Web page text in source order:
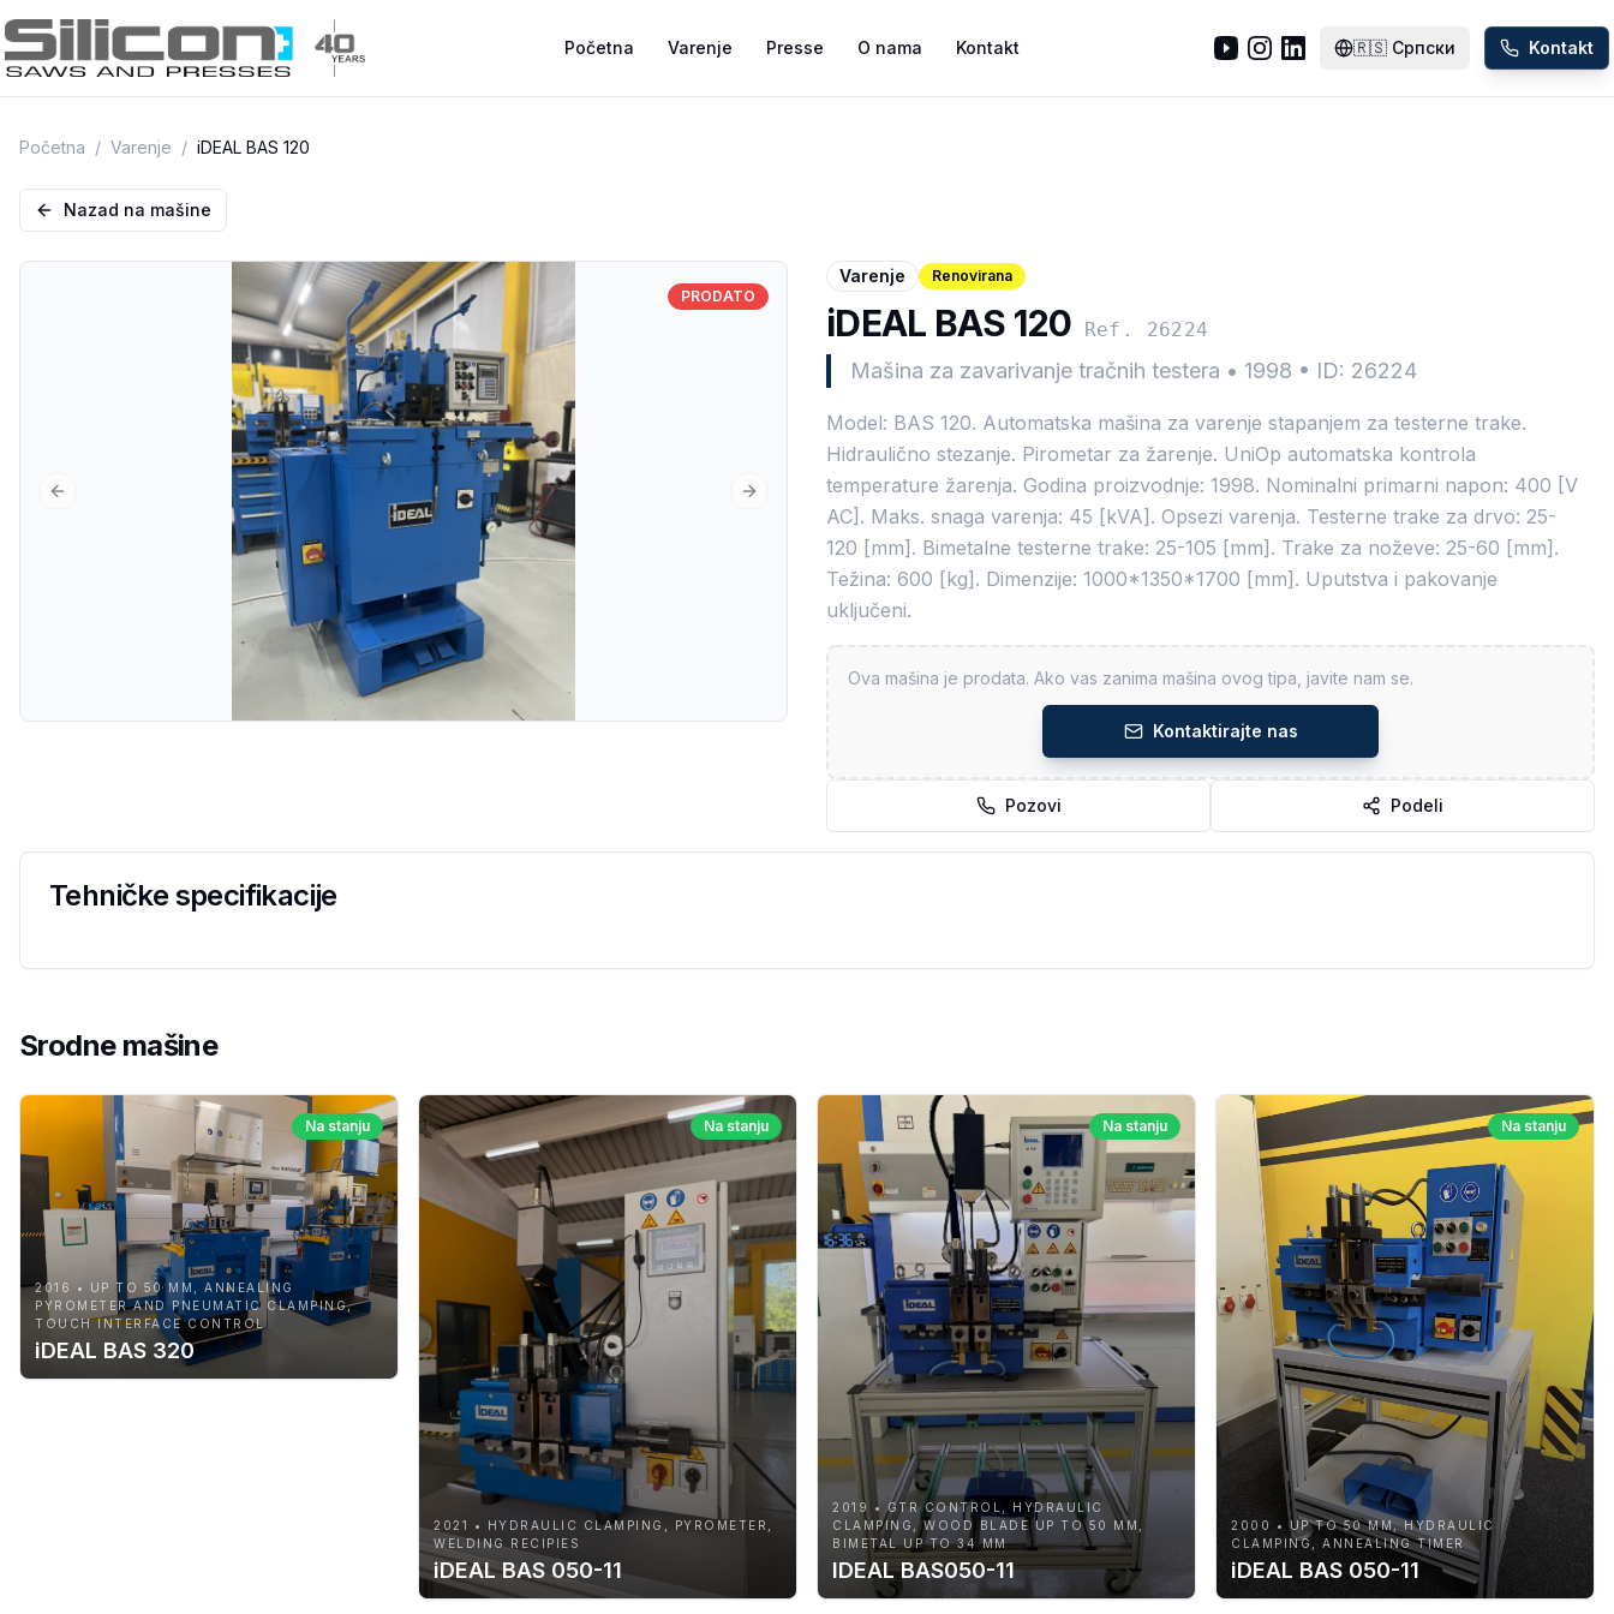
Početna Varenje Presse O nama Kontakt 🇷🇸 Српски Kontakt
Početna / Varenje / iDEAL BAS 120
Nazad na mašine
Previous slide Next slide
PRODATO
Varenje Renovirana
iDEAL BAS 120 Ref. 26224
Mašina za zavarivanje tračnih testera • 1998 • ID: 26224
Model: BAS 120. Automatska mašina za varenje stapanjem za testerne trake.
Hidraulično stezanje. Pirometar za žarenje. UniOp automatska kontrola
temperature žarenja. Godina proizvodnje: 1998. Nominalni primarni napon: 400 [V
AC]. Maks. snaga varenja: 45 [kVA]. Opsezi varenja. Testerne trake za drvo: 25-
120 [mm]. Bimetalne testerne trake: 25-105 [mm]. Trake za noževe: 25-60 [mm].
Težina: 600 [kg]. Dimenzije: 1000*1350*1700 [mm]. Uputstva i pakovanje
uključeni.
Ova mašina je prodata. Ako vas zanima mašina ovog tipa, javite nam se.
Kontaktirajte nas
Pozovi Podeli
Tehničke specifikacije
Srodne mašine
Na stanju
2016 • UP TO 50 MM, ANNEALING
PYROMETER AND PNEUMATIC CLAMPING,
TOUCH INTERFACE CONTROL
iDEAL BAS 320
Na stanju
2021 • HYDRAULIC CLAMPING, PYROMETER,
WELDING RECIPIES
iDEAL BAS 050-11
Na stanju
2019 • GTR CONTROL, HYDRAULIC
CLAMPING, WOOD BLADE UP TO 50 MM,
BIMETAL UP TO 34 MM
IDEAL BAS050-11
Na stanju
2000 • UP TO 50 MM, HYDRAULIC
CLAMPING, ANNEALING TIMER
iDEAL BAS 050-11